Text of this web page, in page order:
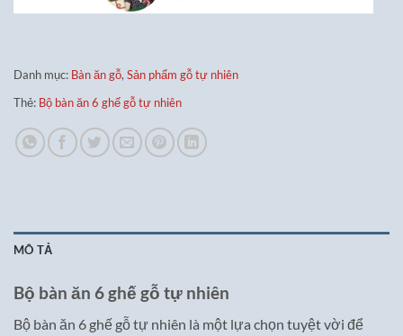
Danh mục: Bàn ăn gỗ, Sản phẩm gỗ tự nhiên
Thẻ: Bộ bàn ăn 6 ghế gỗ tự nhiên
MÔ TẢ
Bộ bàn ăn 6 ghế gỗ tự nhiên
Bộ bàn ăn 6 ghế gỗ tự nhiên là một lựa chọn tuyệt vời để